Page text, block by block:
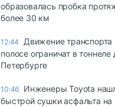
образовалась пробка
более 30 км
12:44
Движение транспорта
полосе ограничат в
Петербурге
10:46 Инженеры Toyota
быстрой сушки асфальта на